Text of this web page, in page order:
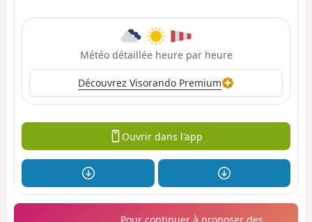
Météo détaillée heure par heure
Découvrez Visorando Premium
Ouvrir dans l'app